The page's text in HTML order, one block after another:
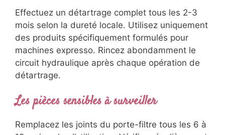
Effectuez un détartrage complet tous les 2-3
mois selon la dureté locale. Utilisez uniquement
des produits spécifiquement formulés pour
machines expresso. Rincez abondamment le
circuit hydraulique après chaque opération de
détartrage.
Les pièces sensibles à surveiller
Remplacez les joints du porte-filtre tous les 6 à